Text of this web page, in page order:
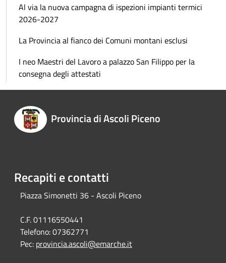
Al via la nuova campagna di ispezioni impianti termici
2026-2027
La Provincia al fianco dei Comuni montani esclusi
I neo Maestri del Lavoro a palazzo San Filippo per la
consegna degli attestati
Provincia di Ascoli Piceno
Recapiti e contatti
Piazza Simonetti 36 - Ascoli Piceno
C.F. 01116550441
Telefono:07362771
Pec: provincia.ascoli@emarche.it